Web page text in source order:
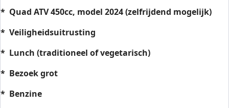
* Quad ATV 450cc, model 2024 (zelfrijdend mogelijk)
* Veiligheidsuitrusting
* Lunch (traditioneel of vegetarisch)
* Bezoek grot
* Benzine